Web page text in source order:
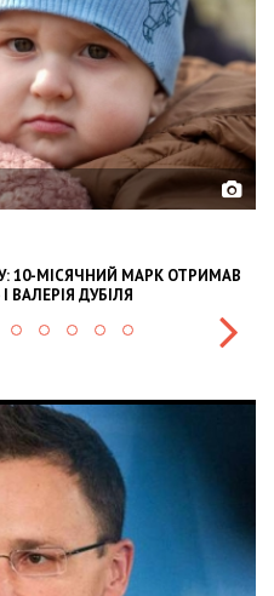
10-МІСЯЧНИЙ МАРК ОТРИМАВ
ВАЛЕРІЯ ДУБІЛЯ